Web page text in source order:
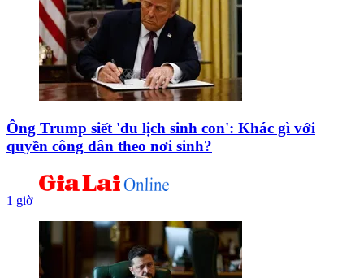
Ông Trump siết 'du lịch sinh con': Khác gì với
quyền công dân theo nơi sinh?
1 giờ